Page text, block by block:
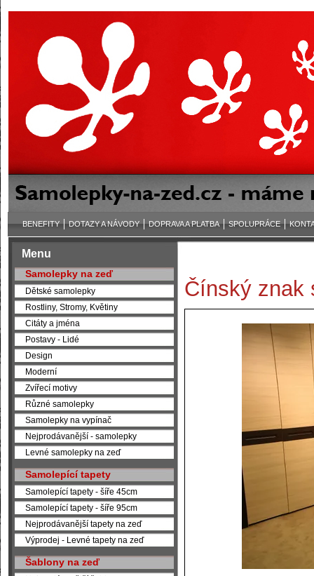
Čínský znak
Menu
Samolepky na zeď
Dětské samolepky
Rostliny, Stromy, Květiny
Citáty a jména
Postavy - Lidé
Design
Moderní
Zvířecí motivy
Různé samolepky
Samolepky na vypínač
Nejprodávanější - samolepky
Levné samolepky na zeď
Samolepící tapety
Samolepící tapety - šíře 45cm
Samolepící tapety - šíře 95cm
Nejprodávanější tapety na zeď
Výprodej - Levné tapety na zeď
Šablony na zeď
BENEFITY DOTAZY A NÁVODY DOPRAVA A PLATBA SPOLUPRÁCE